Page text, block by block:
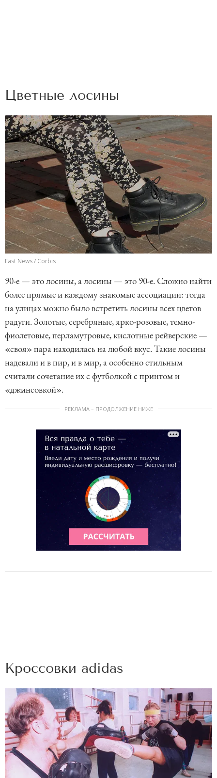
Цветные лосины
East News / Corbis
90-е — это лосины, а лосины — это 90-е. Сложно найти
более прямые и каждому знакомые ассоциации: тогда
на улицах можно было встретить лосины всех цветов
радуги. Золотые, серебряные, ярко-розовые, темно-
фиолетовые, перламутровые, кислотные рейверские —
«своя» пара находилась на любой вкус. Такие лосины
надевали и в пир, и в мир, а особенно стильным
считали сочетание их с футболкой с принтом и
«джинсовкой».
РЕКЛАМА – ПРОДОЛЖЕНИЕ НИЖЕ
Кроссовки adidas